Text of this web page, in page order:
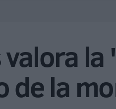
valora
de la